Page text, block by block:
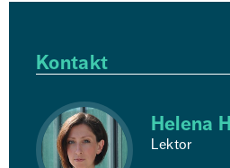
Kontakt
Helena
Lektor